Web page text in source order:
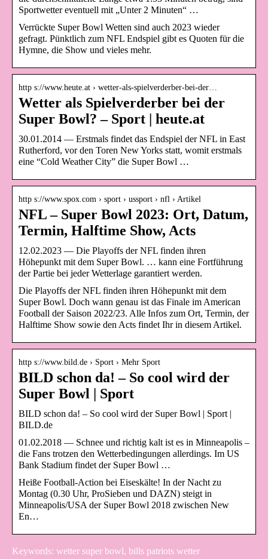
Sportwetter eventuell mit „Unter 2 Minuten“ …
Verrückte Super Bowl Wetten sind auch 2023 wieder
gefragt. Pünktlich zum NFL Endspiel gibt es Quoten für die
Hymne, die Show und vieles mehr.
http s://www.heute.at › wetter-als-spielverderber-bei-der…
Wetter als Spielverderber bei der
Super Bowl? – Sport | heute.at
30.01.2014 — Erstmals findet das Endspiel der NFL in East
Rutherford, vor den Toren New Yorks statt, womit erstmals
eine “Cold Weather City” die Super Bowl …
http s://www.spox.com › sport › ussport › nfl › Artikel
NFL – Super Bowl 2023: Ort, Datum,
Termin, Halftime Show, Acts
12.02.2023 — Die Playoffs der NFL finden ihren
Höhepunkt mit dem Super Bowl. … kann eine Fortführung
der Partie bei jeder Wetterlage garantiert werden.
Die Playoffs der NFL finden ihren Höhepunkt mit dem
Super Bowl. Doch wann genau ist das Finale im American
Football der Saison 2022/23. Alle Infos zum Ort, Termin, der
Halftime Show sowie den Acts findet Ihr in diesem Artikel.
http s://www.bild.de › Sport › Mehr Sport
BILD schon da! – So cool wird der
Super Bowl | Sport
BILD schon da! – So cool wird der Super Bowl | Sport |
BILD.de
01.02.2018 — Schnee und richtig kalt ist es in Minneapolis –
die Fans trotzen den Wetterbedingungen allerdings. Im US
Bank Stadium findet der Super Bowl …
Heiße Football-Action bei Eiseskälte! In der Nacht zu
Montag (0.30 Uhr, ProSieben und DAZN) steigt in
Minneapolis/USA der Super Bowl 2018 zwischen New
En…
Keywords: wetter super bowl, bills patriots wetter